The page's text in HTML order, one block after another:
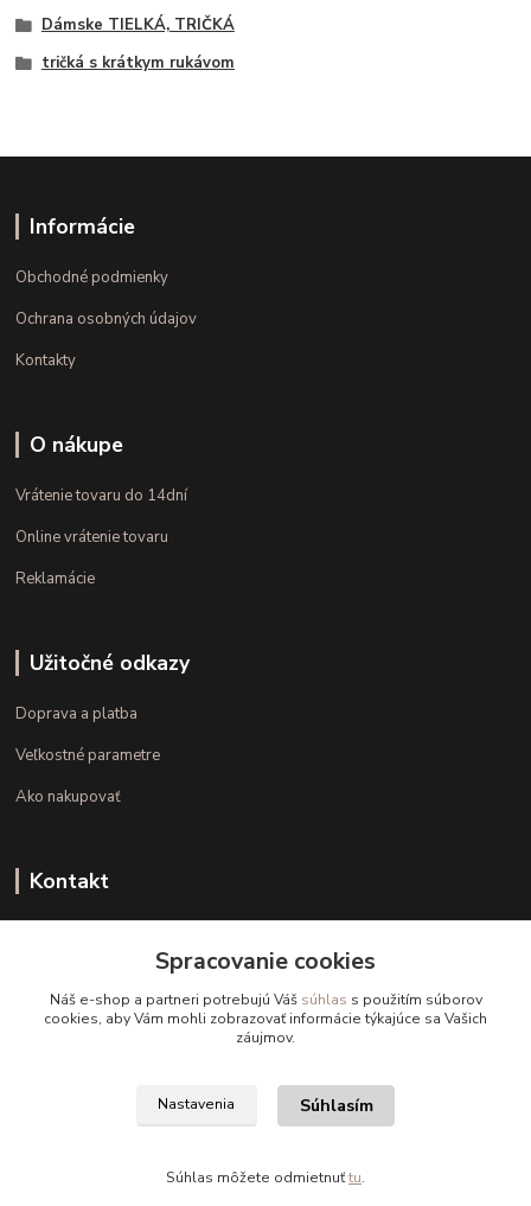
Dámske TIELKÁ, TRIČKÁ
tričká s krátkym rukávom
Informácie
Obchodné podmienky
Ochrana osobných údajov
Kontakty
O nákupe
Vrátenie tovaru do 14dní
Online vrátenie tovaru
Reklamácie
Užitočné odkazy
Doprava a platba
Veľkostné parametre
Ako nakupovať
Kontakt
(Po.-Pi. 10.00 - 15.00)
info@kvalitnaBielizen.sk
Copyright © kvalitnabielizen.sk
Spracovanie cookies
Náš e-shop a partneri potrebujú Váš súhlas s použitím súborov
cookies, aby Vám mohli zobrazovať informácie týkajúce sa Vašich
záujmov.
Nastavenia Súhlasím
Súhlas môžete odmietnuťtu.